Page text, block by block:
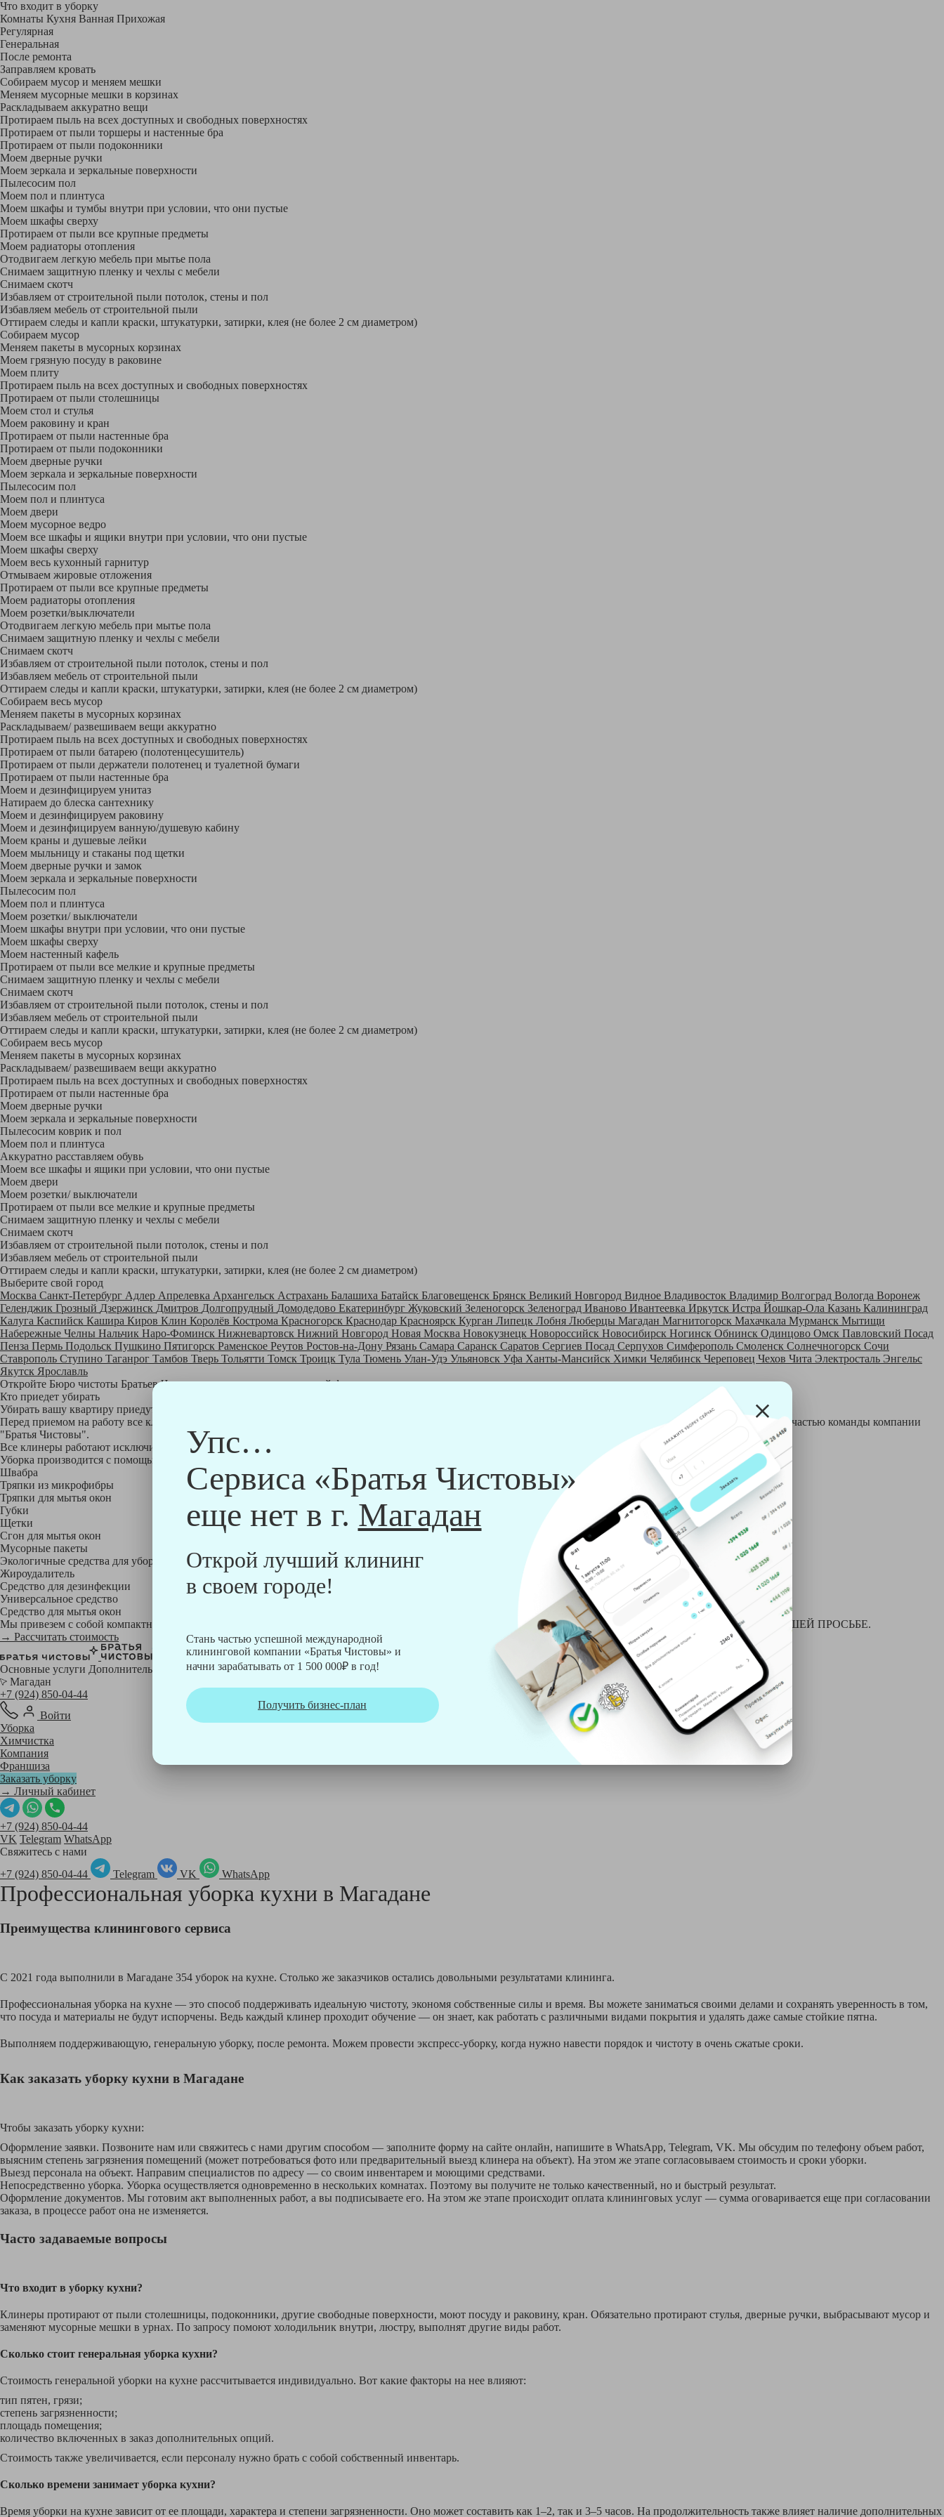
Упс…
Сервиса «Братья Чистовы»
еще нет в г. Магадан
Открой лучший клининг
в своем городе!
Стань частью успешной международной
клининговой компании «Братья Чистовы» и
начни зарабатывать от 1 500 000₽ в год!
Получить бизнес-план
Что входит в уборку
Регу­лярная
Гене­ральная
После ремонта
Заправляем кровать
Собираем мусор и меняем мешки
Меняем мусорные мешки в корзинах
Раскладываем аккуратно вещи
Протираем пыль на всех доступных и свободных поверхностях
Протираем от пыли торшеры и настенные бра
Протираем от пыли подоконники
Моем дверные ручки
Моем зеркала и зеркальные поверхности
Пылесосим пол
Моем пол и плинтуса
Моем шкафы и тумбы внутри при условии, что они пустые
Моем шкафы сверху
Протираем от пыли все крупные предметы
Моем радиаторы отопления
Отодвигаем легкую мебель при мытье пола
Снимаем защитную пленку и чехлы с мебели
Снимаем скотч
Избавляем от строительной пыли потолок, стены и пол
Избавляем мебель от строительной пыли
Оттираем следы и капли краски, штукатурки, затирки, клея (не более 2 см диаметром)
Собираем мусор
Меняем пакеты в мусорных корзинах
Моем грязную посуду в раковине
Моем плиту
Протираем пыль на всех доступных и свободных поверхностях
Протираем от пыли столешницы
Моем стол и стулья
Моем раковину и кран
Протираем от пыли настенные бра
Протираем от пыли подоконники
Моем дверные ручки
Моем зеркала и зеркальные поверхности
Пылесосим пол
Моем пол и плинтуса
Моем двери
Моем мусорное ведро
Моем все шкафы и ящики внутри при условии, что они пустые
Моем шкафы сверху
Моем весь кухонный гарнитур
Отмываем жировые отложения
Протираем от пыли все крупные предметы
Моем радиаторы отопления
Моем розетки/выключатели
Отодвигаем легкую мебель при мытье пола
Снимаем защитную пленку и чехлы с мебели
Снимаем скотч
Избавляем от строительной пыли потолок, стены и пол
Избавляем мебель от строительной пыли
Оттираем следы и капли краски, штукатурки, затирки, клея (не более 2 см диаметром)
Собираем весь мусор
Меняем пакеты в мусорных корзинах
Раскладываем/ развешиваем вещи аккуратно
Протираем пыль на всех доступных и свободных поверхностях
Протираем от пыли батарею (полотенцесушитель)
Протираем от пыли держатели полотенец и туалетной бумаги
Протираем от пыли настенные бра
Моем и дезинфицируем унитаз
Натираем до блеска сантехнику
Моем и дезинфицируем раковину
Моем и дезинфицируем ванную/душевую кабину
Моем краны и душевые лейки
Моем мыльницу и стаканы под щетки
Моем дверные ручки и замок
Моем зеркала и зеркальные поверхности
Пылесосим пол
Моем пол и плинтуса
Моем розетки/ выключатели
Моем шкафы внутри при условии, что они пустые
Моем шкафы сверху
Моем настенный кафель
Протираем от пыли все мелкие и крупные предметы
Снимаем защитную пленку и чехлы с мебели
Снимаем скотч
Избавляем от строительной пыли потолок, стены и пол
Избавляем мебель от строительной пыли
Оттираем следы и капли краски, штукатурки, затирки, клея (не более 2 см диаметром)
Собираем весь мусор
Меняем пакеты в мусорных корзинах
Раскладываем/ развешиваем вещи аккуратно
Протираем пыль на всех доступных и свободных поверхностях
Протираем от пыли настенные бра
Моем дверные ручки
Моем зеркала и зеркальные поверхности
Пылесосим коврик и пол
Моем пол и плинтуса
Аккуратно расставляем обувь
Моем все шкафы и ящики при условии, что они пустые
Моем двери
Моем розетки/ выключатели
Протираем от пыли все мелкие и крупные предметы
Снимаем защитную пленку и чехлы с мебели
Снимаем скотч
Избавляем от строительной пыли потолок, стены и пол
Избавляем мебель от строительной пыли
Оттираем следы и капли краски, штукатурки, затирки, клея (не более 2 см диаметром)
Выберите свой город
Москва Санкт-Петербург Адлер Апрелевка Архангельск Астрахань Балашиха Батайск Благовещенск Брянск Великий Новгород Видное Владивосток Владимир Волгоград Вологда Воронеж
Геленджик Грозный Дзержинск Дмитров Долгопрудный Домодедово Екатеринбург Жуковский Зеленогорск Зеленоград Иваново Ивантеевка Иркутск Истра Йошкар-Ола Казань Калининград
Калуга Каспийск Кашира Киров Клин Королёв Кострома Красногорск Краснодар Красноярск Курган Липецк Лобня Люберцы Магадан Магнитогорск Махачкала Мурманск Мытищи
Набережные Челны Нальчик Наро-Фоминск Нижневартовск Нижний Новгород Новая Москва Новокузнецк Новороссийск Новосибирск Ногинск Обнинск Одинцово Омск Павловский Посад
Пенза Пермь Подольск Пушкино Пятигорск Раменское Реутов Ростов-на-Дону Рязань Самара Саранск Саратов Сергиев Посад Серпухов Симферополь Смоленск Солнечногорск Сочи
Ставрополь Ступино Таганрог Тамбов Тверь Тольятти Томск Троицк Тула Тюмень Улан-Удэ Ульяновск Уфа Ханты-Мансийск Химки Челябинск Череповец Чехов Чита Электросталь Энгельс
Якутск Ярославль
Откройте Бюро чистоты Братьев Чистовых в своем городе понашей франшизе
Кто приедет убирать
Убирать вашу квартиру приедут профессионально обученные клинеры - русские девушки, в возрасте от 24 до 40 лет.
Перед приемом на работу все клинеры проходят аттестацию в нашем обучающем центре, а также проверку в службе безопасности и только после этого становятся частью команды компании
"Братья Чистовы".
Все клинеры работают исключительно в форме с логотипом компании "Братья Чистовы".
Уборка производится с помощью профессиональных технических и химический средств, которые наши клинеры привозят с собой:
Швабра
Тряпки из микрофибры
Тряпки для мытья окон
Губки
Щетки
Сгон для мытья окон
Мусорные пакеты
Экологичные средства для уборки немецкой марки Kiehl:
Жироудалитель
Средство для дезинфекции
Универсальное средство
Средство для мытья окон
Мы привезем с собой компактный профессиональный пылесос фирмы Soteco, а также утюг, ведро, парогенератор, аппарат для химчистки и многое другое ПО ВАШЕЙ ПРОСЬБЕ.
→ Рассчитать стоимость
Основные услуги Дополнительные
Магадан
+7 (924) 850-04-44
Войти
Уборка
Химчистка
Компания
Франшиза
Заказать уборку
→ Личный кабинет
+7 (924) 850-04-44
VK Telegram WhatsApp
Свяжитесь с нами
+7 (924) 850-04-44
Telegram VK WhatsApp
Профессиональная уборка кухни в Магадане
Преимущества клинингового сервиса
С 2021 года выполнили в Магадане 354 уборок на кухне. Столько же заказчиков остались довольными результатами клининга.
Профессиональная уборка на кухне — это способ поддерживать идеальную чистоту, экономя собственные силы и время. Вы можете заниматься своими делами и сохранять уверенность в том,
что посуда и материалы не будут испорчены. Ведь каждый клинер проходит обучение — он знает, как работать с различными видами покрытия и удалять даже самые стойкие пятна.
Выполняем поддерживающую, генеральную уборку, после ремонта. Можем провести экспресс-уборку, когда нужно навести порядок и чистоту в очень сжатые сроки.
Как заказать уборку кухни в Магадане
Чтобы заказать уборку кухни:
Оформление заявки. Позвоните нам или свяжитесь с нами другим способом — заполните форму на сайте онлайн, напишите в WhatsApp, Telegram, VK. Мы обсудим по телефону объем работ,
выясним степень загрязнения помещений (может потребоваться фото или предварительный выезд клинера на объект). На этом же этапе согласовываем стоимость и сроки уборки.
Выезд персонала на объект. Направим специалистов по адресу — со своим инвентарем и моющими средствами.
Непосредственно уборка. Уборка осуществляется одновременно в нескольких комнатах. Поэтому вы получите не только качественный, но и быстрый результат.
Оформление документов. Мы готовим акт выполненных работ, а вы подписываете его. На этом же этапе происходит оплата клининговых услуг — сумма оговаривается еще при согласовании
заказа, в процессе работ она не изменяется.
Часто задаваемые вопросы
Что входит в уборку кухни?
Клинеры протирают от пыли столешницы, подоконники, другие свободные поверхности, моют посуду и раковину, кран. Обязательно протирают стулья, дверные ручки, выбрасывают мусор и
заменяют мусорные мешки в урнах. По запросу помоют холодильник внутри, люстру, выполнят другие виды работ.
Сколько стоит генеральная уборка кухни?
Стоимость генеральной уборки на кухне рассчитывается индивидуально. Вот какие факторы на нее влияют:
тип пятен, грязи;
степень загрязненности;
площадь помещения;
количество включенных в заказ дополнительных опций.
Стоимость также увеличивается, если персоналу нужно брать с собой собственный инвентарь.
Сколько времени занимает уборка кухни?
Время уборки на кухне зависит от ее площади, характера и степени загрязненности. Оно может составить как 1–2, так и 3–5 часов. На продолжительность также влияет наличие дополнительных